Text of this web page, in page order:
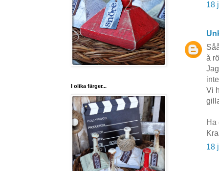
18
å
Vi
Ha
18
I olika färger...